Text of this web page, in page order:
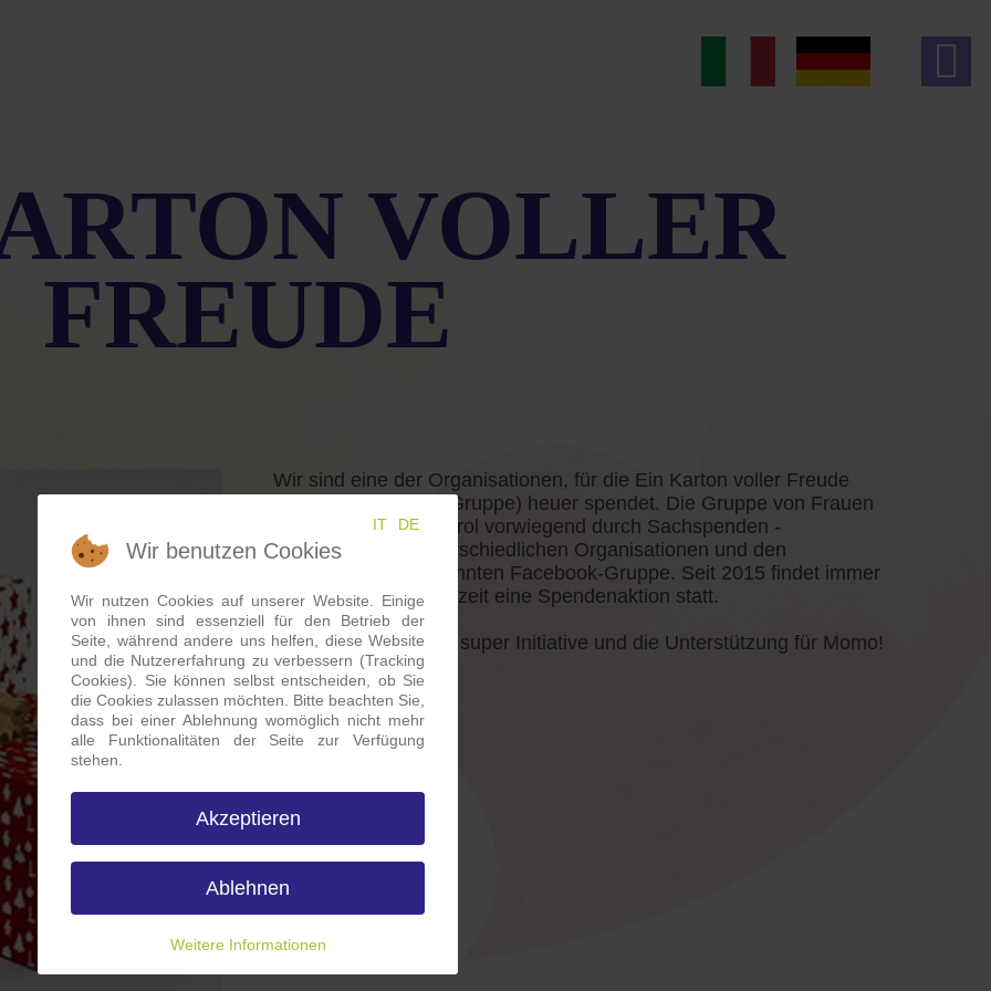
VOLLER
FREUDE
Wir sind eine der Organisationen, für die Ein Karton voller Freude
(Link zur Facebook-Gruppe) heuer spendet. Die Gruppe von Frauen
hilft Familien in Südtirol vorwiegend durch Sachspenden -
gemeinsam mit unterschiedlichen Organisationen und den
Mitgliedern der genannten Facebook-Gruppe. Seit 2015 findet immer
in der Vorweihnachtszeit eine Spendenaktion statt.
Vielen Dank für eure super Initiative und die Unterstützung für Momo!
Wir benutzen Cookies
IT DE
Wir nutzen Cookies auf unserer Website. Einige
von ihnen sind essenziell für den Betrieb der
Seite, während andere uns helfen, diese Website
und die Nutzererfahrung zu verbessern (Tracking
Cookies). Sie können selbst entscheiden, ob Sie
die Cookies zulassen möchten. Bitte beachten Sie,
dass bei einer Ablehnung womöglich nicht mehr
alle Funktionalitäten der Seite zur Verfügung
stehen.
Akzeptieren
Ablehnen
Weitere Informationen